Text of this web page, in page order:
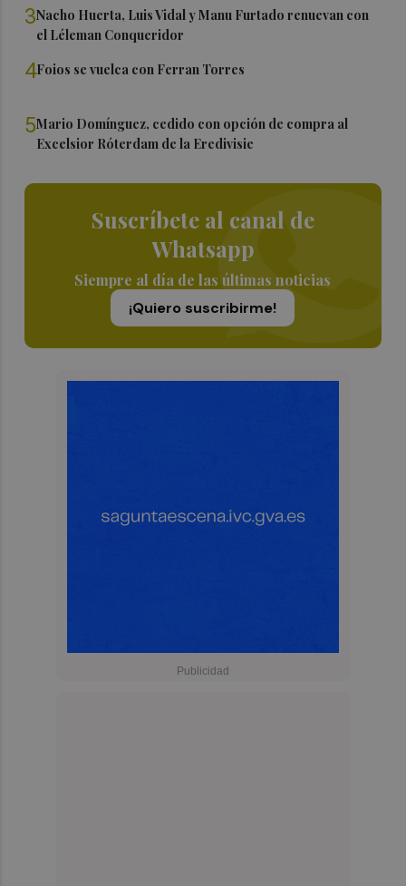
3Nacho Huerta, Luis Vidal y Manu Furtado renuevan con
el Léleman Conqueridor
4Foios se vuelca con Ferran Torres
5Mario Domínguez, cedido con opción de compra al
Excelsior Róterdam de la Eredivisie
Suscríbete al canal de
Whatsapp
Siempre al día de las últimas noticias
¡Quiero suscribirme!